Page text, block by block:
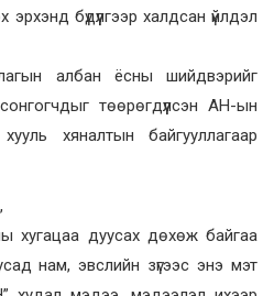
бүдүүлгээр халдсан үйлдэл
албан ёсны шийдвэрийг
төөрөгдүүлсэн АН-ын
хяналтын байгууллагаар
хугацаа дуусах дөхөж байгаа
нам, эвслийн зүгээс энэ мэт